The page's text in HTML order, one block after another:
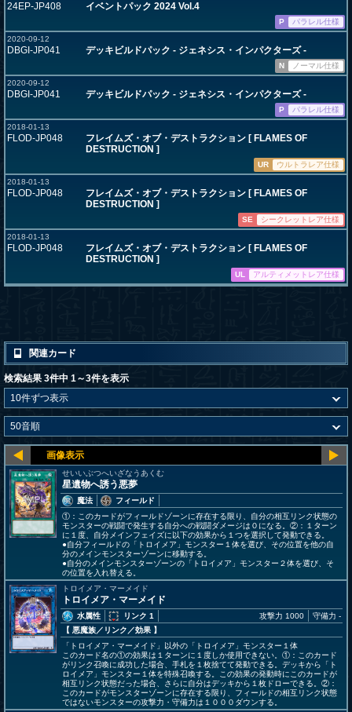
24EP-JP408 イベントパック 2024 Vol.4
P
パラレル仕様
2020-09-12
DBGI-JP041 デッキビルドパック - ジェネシス・インパクターズ -
N
ノーマル仕様
2020-09-12
DBGI-JP041 デッキビルドパック - ジェネシス・インパクターズ -
P
パラレル仕様
2018-01-13
FLOD-JP048
フレイムズ・オブ・デストラクション [ FLAMES OF
DESTRUCTION ]
UR
ウルトラレア仕様
2018-01-13
FLOD-JP048
フレイムズ・オブ・デストラクション [ FLAMES OF
DESTRUCTION ]
SE
シークレットレア仕様
2018-01-13
FLOD-JP048
フレイムズ・オブ・デストラクション [ FLAMES OF
DESTRUCTION ]
UL アルティメットレア仕様
関連カード
検索結果 3件中 1～3件を表示
せいいぶつへいざなうあくむ
星遺物へ誘う悪夢
魔法
フィールド
①：このカードがフィールドゾーンに存在する限り、自分の相互リンク状態の
モンスターの戦闘で発生する自分への戦闘ダメージは０になる。②：１ターン
に１度、自分メインフェイズに以下の効果から１つを選択して発動できる。
●自分フィールドの「トロイメア」モンスター１体を選び、その位置を他の自
分のメインモンスターゾーンに移動する。
●自分のメインモンスターゾーンの「トロイメア」モンスター２体を選び、そ
の位置を入れ替える。
トロイメア・マーメイド
トロイメア・マーメイド
水属性
リンク 1
【 悪魔族／リンク／効果 】
攻撃力 1000 守備力 -
「トロイメア・マーメイド」以外の「トロイメア」モンスター１体
このカード名の①の効果は１ターンに１度しか使用できない。①：このカード
がリンク召喚に成功した場合、手札を１枚捨てて発動できる。デッキから「ト
ロイメア」モンスター１体を特殊召喚する。この効果の発動時にこのカードが
相互リンク状態だった場合、さらに自分はデッキから１枚ドローできる。②：
このカードがモンスターゾーンに存在する限り、フィールドの相互リンク状態
ではないモンスターの攻撃力・守備力は１０００ダウンする。